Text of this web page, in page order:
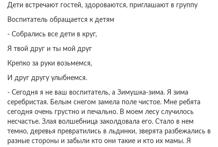
Дети встречают гостей, здороваются, приглашают в группу
Воспитатель обращается к детям
- Собрались все дети в круг,
Я твой друг и ты мой друг
Крепко за руки возьмемся,
И друг другу улыбнемся.
- Сегодня я не ваш воспитатель, а Зимушка-зима. Я зима
серебристая. Белым снегом замела поле чистое. Мне ребята
сегодня очень грустно и печально. В моем лесу случилось
несчастье. Злая волшебница заколдовала его. Стало в нем
темно, деревья превратились в льдинки, зверята разбежались в
разные стороны и забыли кто они такие и кто их мамы. Я